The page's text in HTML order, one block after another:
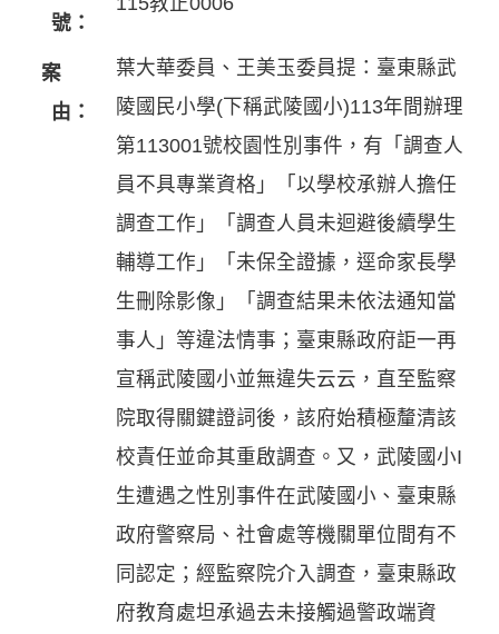
號：
案
由：
葉大華委員、王美玉委員提：臺東縣武
陵國民小學(下稱武陵國小)113年間辦理
第113001號校園性別事件，有「調查人
員不具專業資格」「以學校承辦人擔任
調查工作」「調查人員未迴避後續學生
輔導工作」「未保全證據，逕命家長學
生刪除影像」「調查結果未依法通知當
事人」等違法情事；臺東縣政府詎一再
宣稱武陵國小並無違失云云，直至監察
院取得關鍵證詞後，該府始積極釐清該
校責任並命其重啟調查。又，武陵國小I
生遭遇之性別事件在武陵國小、臺東縣
政府警察局、社會處等機關單位間有不
同認定；經監察院介入調查，臺東縣政
府教育處坦承過去未接觸過警政端資